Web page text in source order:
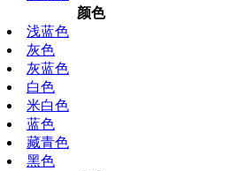
颜色
浅蓝色
灰色
灰蓝色
白色
米白色
蓝色
藏青色
黑色